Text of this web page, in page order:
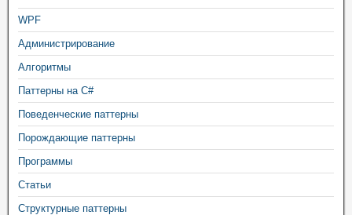
WPF
Администрирование
Алгоритмы
Паттерны на C#
Поведенческие паттерны
Порождающие паттерны
Программы
Статьи
Структурные паттерны